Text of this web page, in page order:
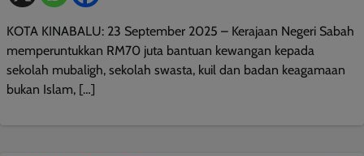
KOTA KINABALU: 23 September 2025 – Kerajaan Negeri Sabah
memperuntukkan RM70 juta bantuan kewangan kepada
sekolah mubaligh, sekolah swasta, kuil dan badan keagamaan
bukan Islam, […]